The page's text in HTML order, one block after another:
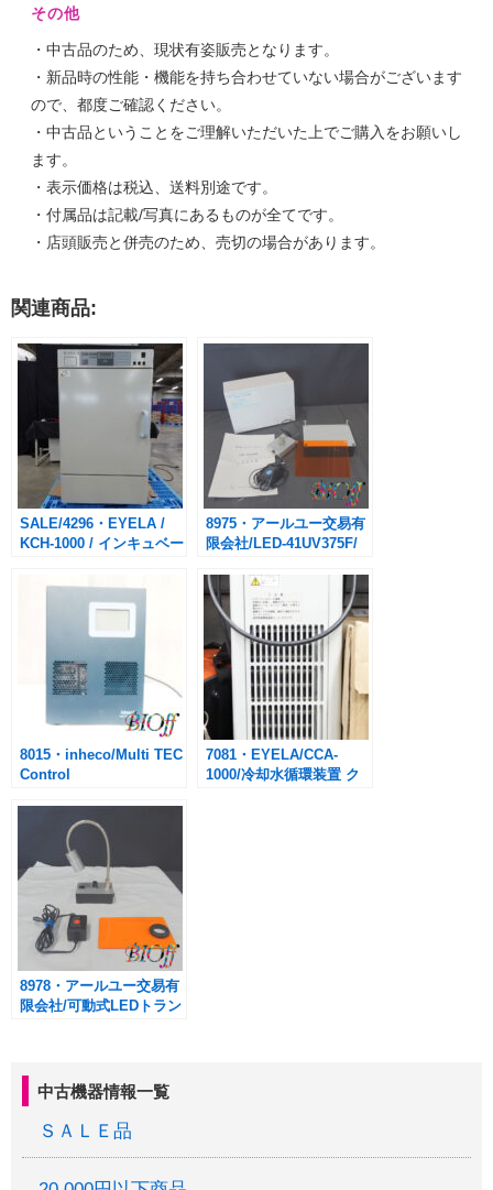
中古機器情報一覧
ＳＡＬＥ品
その他
・中古品のため、現状有姿販売となります。
・新品時の性能・機能を持ち合わせていない場合がございます
ので、都度ご確認ください。
・中古品ということをご理解いただいた上でご購入をお願いし
ます。
・表示価格は税込、送料別途です。
・付属品は記載/写真にあるものが全てです。
・店頭販売と併売のため、売切の場合があります。
関連商品:
SALE/4296・EYELA /
KCH-1000 / インキュベー
8975・アールユー交易有
限会社/LED-41UV375F/
イト（375rm）可視光カ
ットフィルター付き
8015・inheco/Multi TEC
Control
7081・EYELA/CCA-
1000/冷却水循環装置 ク
8978・アールユー交易有
限会社/可動式LEDトラン